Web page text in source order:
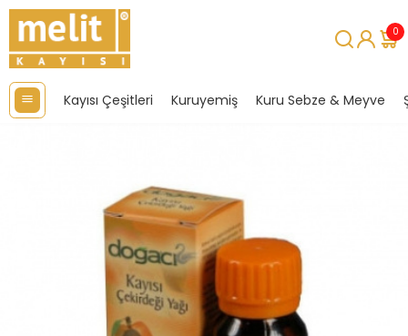
0
Kayısı Çeşitleri Kuruyemiş Kuru Sebze & Meyve